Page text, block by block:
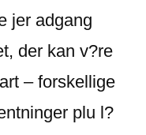
jer adgang
der kan v?re
– forskellige
plu l?